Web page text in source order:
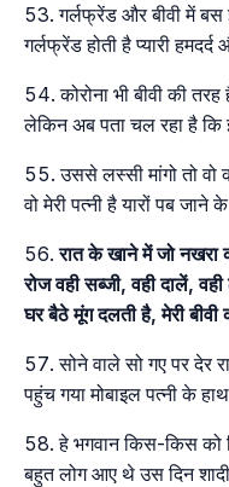
गर्लफ्रेंड और बीवी में बस
गर्लफ्रेंड होती है प्यारी हमदर्द
कोरोना भी बीवी की
लेकिन अब पता चल रहा है
उससे लस्सी मांगो तो वो
वो मेरी पत्नी है यारों पब जाने
रात के खाने में जो नखरा
रोज वही सब्जी, वही दालें,
घर बैठे मूंग दलती है, मेरी बीवी
सोने वाले सो गए पर देर
पहुंच गया मोबाइल पत्नी के
हे भगवान किस-किस को
बहुत लोग आए थे उस दिन